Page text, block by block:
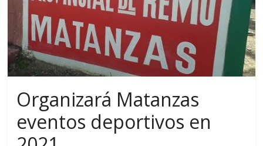
Organizará Matanzas
eventos deportivos en